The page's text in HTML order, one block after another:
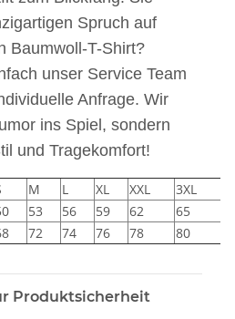
Spruch auf
Baumwoll-T-Shirt?
unser Service Team
Anfrage. Wir
ins Spiel, sondern
und Tragekomfort!
M L XL XXL 3XL
53 56 59 62 65
72 74 76 78 80
Produktsicherheit